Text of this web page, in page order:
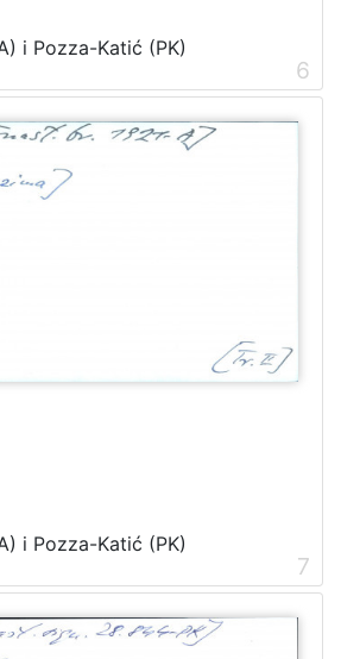
i Pozza-Katić (PK)
6
i Pozza-Katić (PK)
7